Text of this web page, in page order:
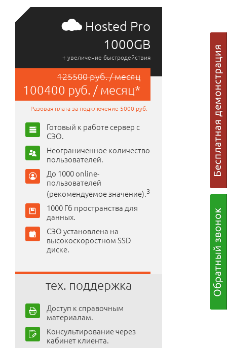
Hosted Pro
1000GB
+ увеличение быстродействия
125500 руб. / месяц
100400 руб. / месяц*
Разовая плата за подключение 5000 руб.
Готовый к работе сервер с
СЭО.
Неограниченное количество
пользователей.
До 1000 online-
пользователей
(рекомендуемое значение).3
1000 Гб пространства для
данных.
СЭО установлена на
высокоскоростном SSD
диске.
тех. поддержка
Доступ к справочным
материалам.
Консультирование через
кабинет клиента.